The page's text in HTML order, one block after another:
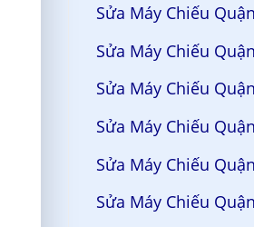
Sửa Máy Chiếu
Sửa Máy Chiếu
Sửa Máy Chiếu
Sửa Máy Chiếu
Sửa Máy Chiếu
Sửa Máy Chiếu